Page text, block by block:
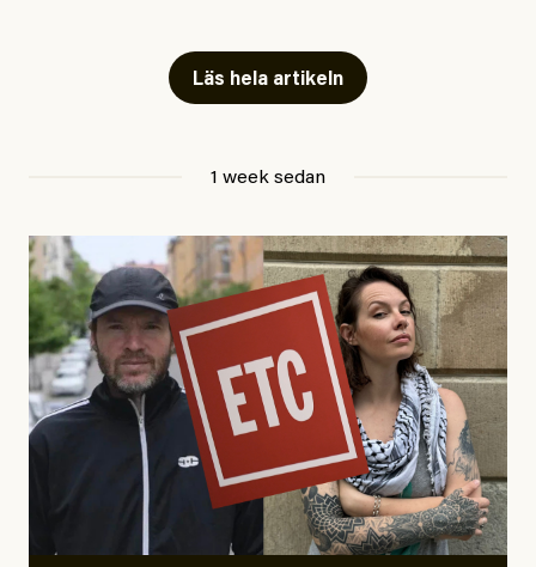
Läs hela artikeln
1 week sedan